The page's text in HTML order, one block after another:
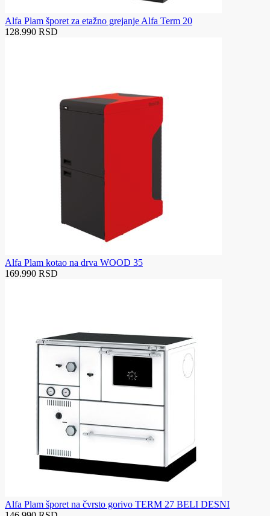
Alfa Plam šporet za etažno grejanje Alfa Term 20
128.990 RSD
Alfa Plam kotao na drva WOOD 35
169.990 RSD
Alfa Plam šporet na čvrsto gorivo TERM 27 BELI DESNI